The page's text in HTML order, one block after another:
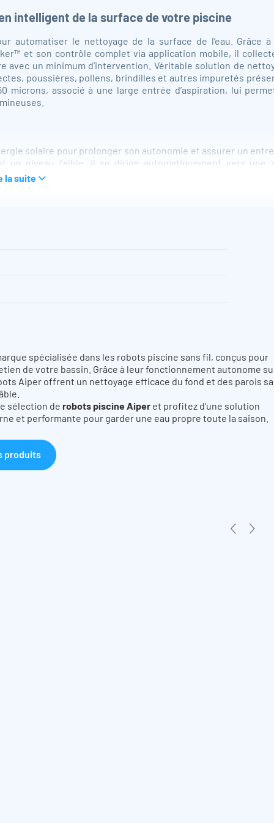
intelligent de la surface de votre piscine
automatiser le nettoyage de la surface de l’eau. Grâce à
et son contrôle complet via application mobile, il
un minimum d’intervention. Véritable solution de
poussières, pollens, brindilles et autres impuretés
microns, associé à une large entrée d’aspiration, lui
solaire pour prolonger son autonomie et assurer un
un niveau faible, il se dirige automatiquement vers une
de reprendre son cycle de nettoyage. Avec jusqu’à 35
Son déflecteur aquadynamique permet de conserver
à distance, de programmer des cycles personnalisés, de
et de surveiller le niveau de batterie en temps réel.
les obstacles présents dans la piscine. Sa
les plages immergées ou les spas intégrés. Il
ou équipés d’aménagements spécifiques.
intégré
de récupération tout en réduisant la fréquence d’entretien.
par adaptateur
automatique de la lumière du soleil
seule charge
la suite
spécialisée dans les robots piscine sans fil, conçus pour
de votre bassin. Grâce à leur fonctionnement autonome
Aiper offrent un nettoyage efficace du fond et des parois
sélection de robots piscine Aiper et profitez d’une solution
et performante pour garder une eau propre toute la saison.
produits